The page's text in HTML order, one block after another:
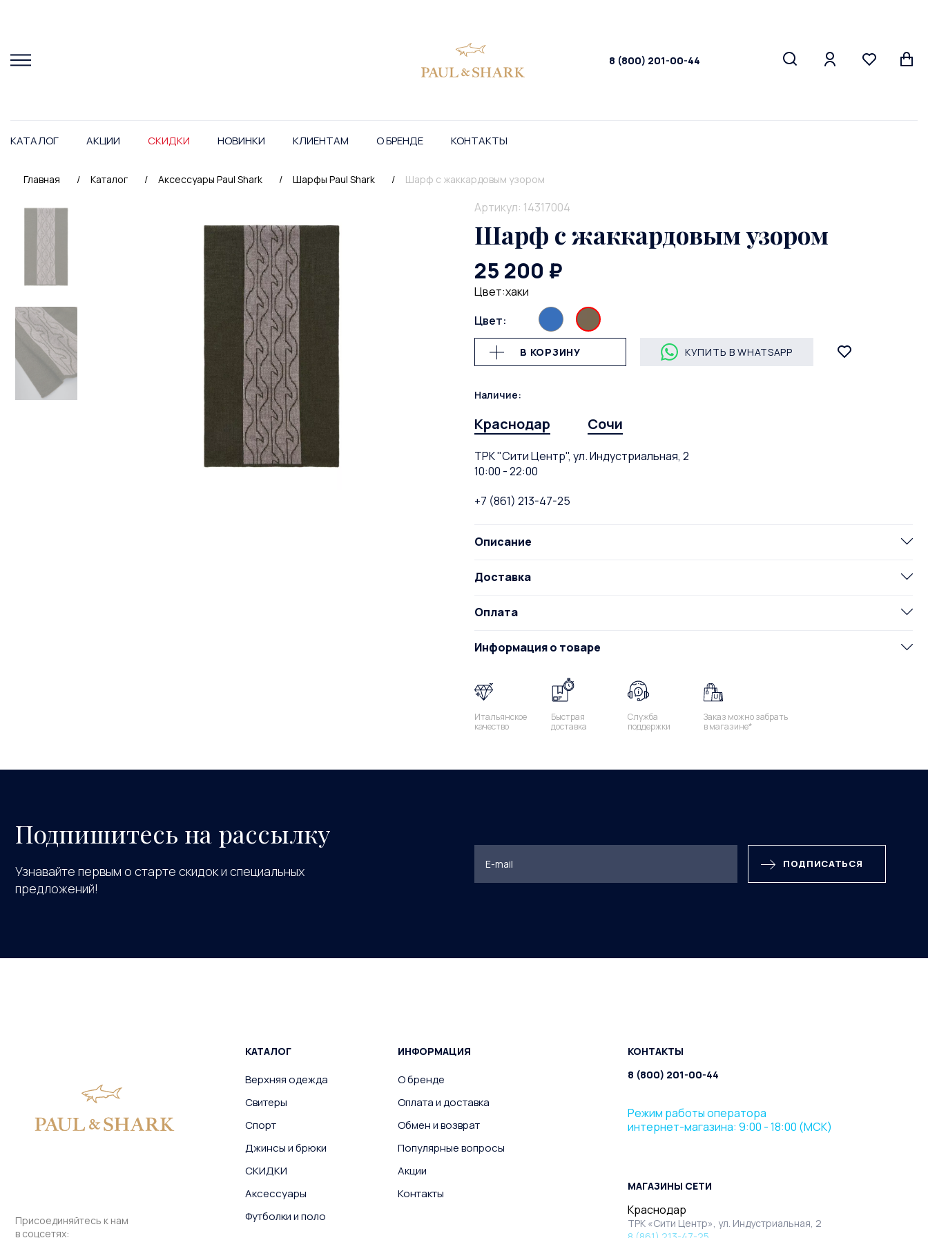
8 (800) 201-00-44
КАТАЛОГ АКЦИИ СКИДКИ НОВИНКИ КЛИЕНТАМ О БРЕНДЕ КОНТАКТЫ
Главная / Каталог / Аксессуары Paul Shark / Шарфы Paul Shark / Шарф с жаккардовым узором
Артикул: 14317004
Шарф с жаккардовым узором
25 200 ₽
Цвет:хаки
Цвет:
В КОРЗИНУ КУПИТЬ В WHATSAPP
Наличие:
Краснодар Сочи
ТРК "Сити Центр", ул. Индустриальная, 2
10:00 - 22:00
+7 (861) 213-47-25
Описание
Доставка
Оплата
Информация о товаре
Итальянское
качество
Быстрая
доставка
Служба
поддержки
Заказ можно забрать
в магазине*
Подпишитесь на рассылку
Узнавайте первым о старте скидок и специальных
предложений!
ПОДПИСАТЬСЯ
Присоединяйтесь к нам
в соцсетях:
КАТАЛОГ
Верхняя одежда
Свитеры
Спорт
Джинсы и брюки
СКИДКИ
Аксессуары
Футболки и поло
ИНФОРМАЦИЯ
О бренде
Оплата и доставка
Обмен и возврат
Популярные вопросы
Акции
Контакты
КОНТАКТЫ
8 (800) 201-00-44
Режим работы оператора
интернет-магазина: 9:00 - 18:00 (МСК)
МАГАЗИНЫ СЕТИ
Краснодар
ТРК «Сити Центр», ул. Индустриальная, 2